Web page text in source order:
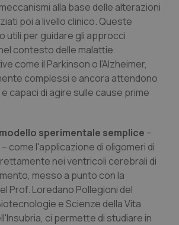
di Trento
& Scompenso
& Rettocolite Ulcerosa
& patologie neurodegenerative
alla base delle alterazioni
poi a livello clinico. Queste
utili per guidare gli approcci
contesto delle malattie
come il Parkinson o l'Alzheimer,
complessi e ancora attendono
capaci di agire sulle cause prime
sperimentale semplice –
come l'applicazione di oligomeri di
nei ventricoli cerebrali di
messo a punto con la
Prof. Loredano Pollegioni del
e Scienze della Vita
ci permette di studiare in